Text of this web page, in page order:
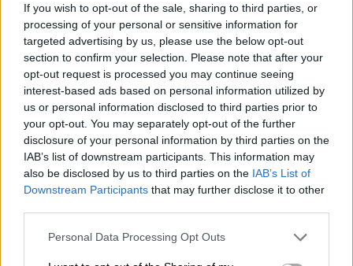
If you wish to opt-out of the sale, sharing to third parties, or
processing of your personal or sensitive information for
targeted advertising by us, please use the below opt-out
section to confirm your selection. Please note that after your
opt-out request is processed you may continue seeing
interest-based ads based on personal information utilized by
us or personal information disclosed to third parties prior to
your opt-out. You may separately opt-out of the further
disclosure of your personal information by third parties on the
IAB’s list of downstream participants. This information may
also be disclosed by us to third parties on the IAB’s List of
Downstream Participants that may further disclose it to other
Personal Data Processing Opt Outs